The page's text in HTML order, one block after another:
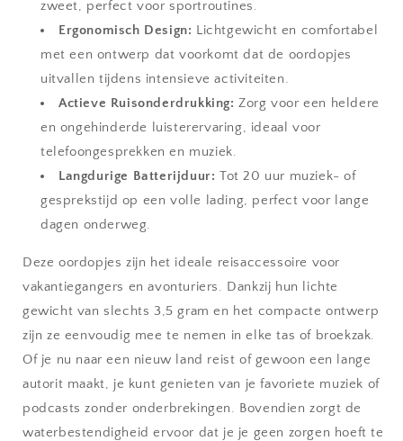
zweet, perfect voor sportroutines.
Ergonomisch Design: Lichtgewicht en comfortabel
met een ontwerp dat voorkomt dat de oordopjes
uitvallen tijdens intensieve activiteiten.
Actieve Ruisonderdrukking: Zorg voor een heldere
en ongehinderde luisterervaring, ideaal voor
telefoongesprekken en muziek.
Langdurige Batterijduur: Tot 20 uur muziek- of
gesprekstijd op een volle lading, perfect voor lange
dagen onderweg.
Deze oordopjes zijn het ideale reisaccessoire voor
vakantiegangers en avonturiers. Dankzij hun lichte
gewicht van slechts 3,5 gram en het compacte ontwerp
zijn ze eenvoudig mee te nemen in elke tas of broekzak.
Of je nu naar een nieuw land reist of gewoon een lange
autorit maakt, je kunt genieten van je favoriete muziek of
podcasts zonder onderbrekingen. Bovendien zorgt de
waterbestendigheid ervoor dat je je geen zorgen hoeft te